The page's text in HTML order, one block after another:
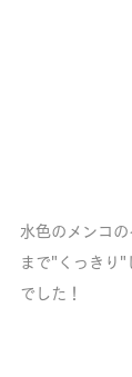
水色のメンコ
まで"くっきり"
でした！